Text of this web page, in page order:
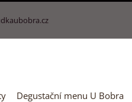
Degustační menu U Bobra